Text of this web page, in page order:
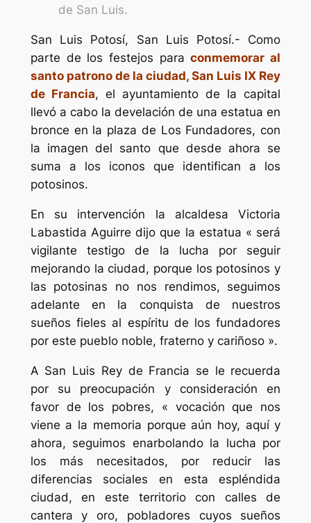
de San Luis.
San Luis Potosí, San Luis Potosí.- Como
parte de los festejos paraconmemorar al
santo patrono de la ciudad, San Luis IX Rey
de Francia, el ayuntamiento de la capital
llevó a cabo la develación de una estatua en
bronce en la plaza de Los Fundadores, con
la imagen del santo que desde ahora se
suma a los iconos que identifican a los
potosinos.
En su intervención la alcaldesa Victoria
Labastida Aguirre dijo que la estatua « será
vigilante testigo de la lucha por seguir
mejorando la ciudad, porque los potosinos y
las potosinas no nos rendimos, seguimos
adelante en la conquista de nuestros
sueños fieles al espíritu de los fundadores
por este pueblo noble, fraterno y cariñoso ».
A San Luis Rey de Francia se le recuerda
por su preocupación y consideración en
favor de los pobres, « vocación que nos
viene a la memoria porque aún hoy, aquí y
ahora, seguimos enarbolando la lucha por
los más necesitados, por reducir las
diferencias sociales en esta espléndida
ciudad, en este territorio con calles de
cantera y oro, pobladores cuyos sueños